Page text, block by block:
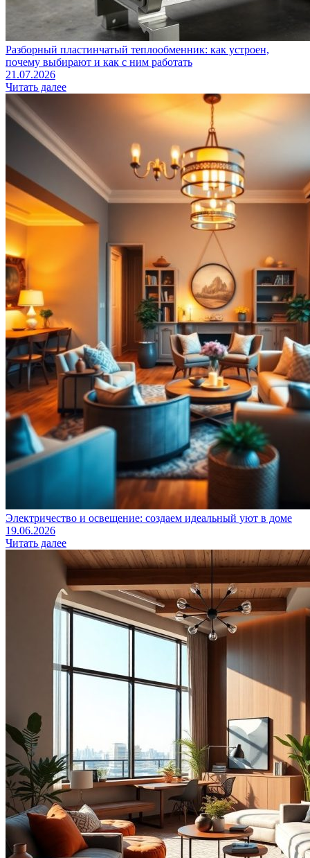
Разборный пластинчатый теплообменник: как устроен,
почему выбирают и как с ним работать
21.07.2026
Читать далее
Электричество и освещение: создаем идеальный уют в доме
19.06.2026
Читать далее